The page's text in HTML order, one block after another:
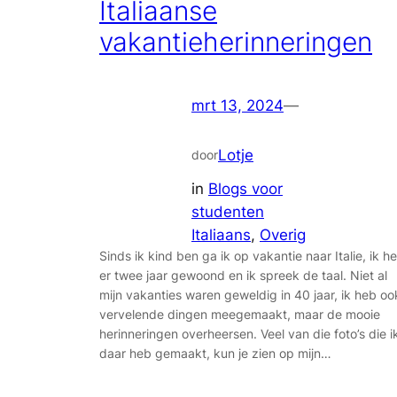
Italiaanse
vakantieherinneringen
mrt 13, 2024—
doorLotje
in Blogs voor
studenten
Italiaans, Overig
Sinds ik kind ben ga ik op vakantie naar Italie, ik
er twee jaar gewoond en ik spreek de taal. Niet al
mijn vakanties waren geweldig in 40 jaar, ik heb
vervelende dingen meegemaakt, maar de mooie
herinneringen overheersen. Veel van die foto’s die
daar heb gemaakt, kun je zien op mijn…